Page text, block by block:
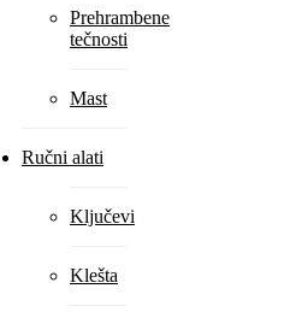
Prehrambene
tečnosti
Mast
Ručni alati
Ključevi
Klešta